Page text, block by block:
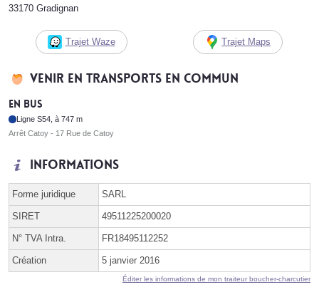
33170 Gradignan
Trajet Waze Trajet Maps
Venir en transports en commun
En bus
Ligne S54, à 747 m
Arrêt Catoy - 17 Rue de Catoy
Informations
Forme juridique SARL
SIRET 49511225200020
N° TVA Intra. FR18495112252
Création 5 janvier 2016
Éditer les informations de mon traiteur boucher-charcutier